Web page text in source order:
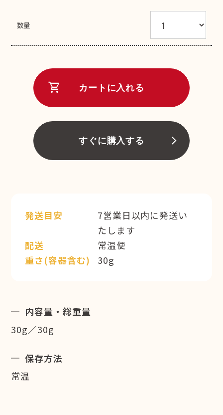
数量
shopping_cart カートに入れる
すぐに購入する
発送目安
7営業日以内に発送い
たします
配送
常温便
重さ(容器含む)
30g
内容量・総重量
30g／30g
保存方法
常温